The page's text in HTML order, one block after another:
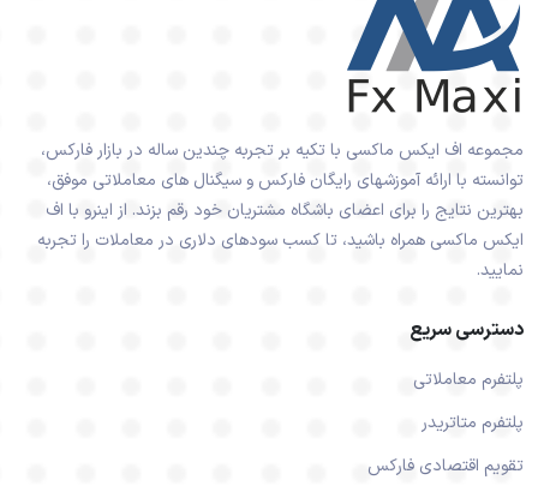
مجموعه اف ایکس ماکسی با تکیه بر تجربه چندین ساله در بازار فارکس،
توانسته با ارائه آموزشهای رایگان فارکس و سیگنال های معاملاتی موفق،
بهترین نتایج را برای اعضای باشگاه مشتریان خود رقم بزند. از اینرو با اف
ایکس ماکسی همراه باشید، تا کسب سودهای دلاری در معاملات را تجربه
نمایید.
دسترسی سریع
پلتفرم معاملاتی
پلتفرم متاتریدر
تقویم اقتصادی فارکس